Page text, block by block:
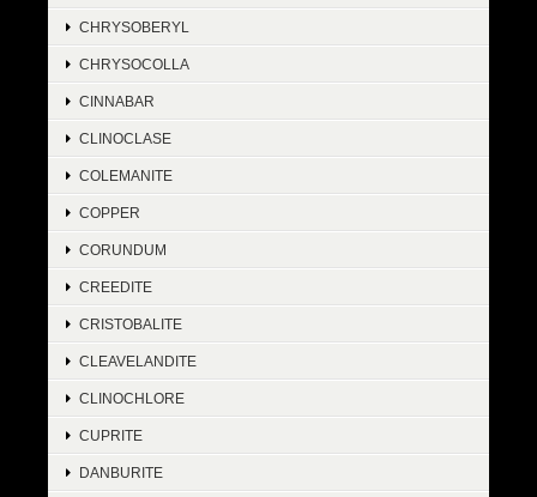
CHRYSOBERYL
CHRYSOCOLLA
CINNABAR
CLINOCLASE
COLEMANITE
COPPER
CORUNDUM
CREEDITE
CRISTOBALITE
CLEAVELANDITE
CLINOCHLORE
CUPRITE
DANBURITE